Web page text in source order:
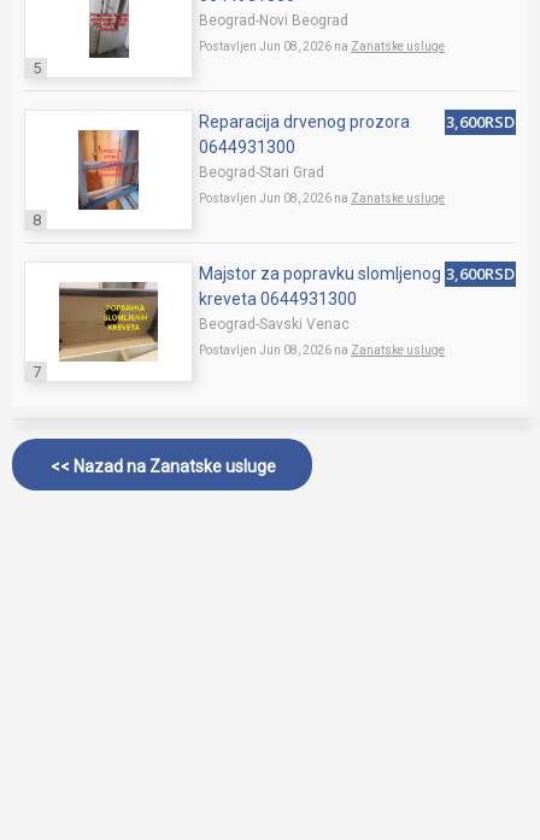
5
Beograd-Novi Beograd
Postavljen Jun 08, 2026 na Zanatske usluge
8
Reparacija drvenog prozora
0644931300
Beograd-Stari Grad
Postavljen Jun 08, 2026 na Zanatske usluge
3,600RSD
7
Majstor za popravku slomljenog
kreveta 0644931300
Beograd-Savski Venac
Postavljen Jun 08, 2026 na Zanatske usluge
3,600RSD
<< Nazad na Zanatske usluge